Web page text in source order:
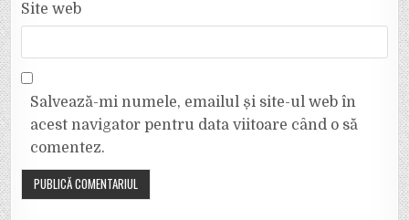
Site web
Salvează-mi numele, emailul și site-ul web în
acest navigator pentru data viitoare când o să
comentez.